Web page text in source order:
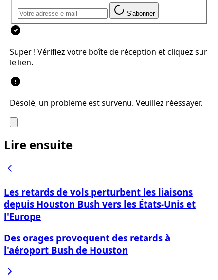
S'abonner
Super ! Vérifiez votre boîte de réception et cliquez sur
le lien.
Désolé, un problème est survenu. Veuillez réessayer.
Lire ensuite
Les retards de vols perturbent les liaisons
depuis Houston Bush vers les États-Unis et
l'Europe
Des orages provoquent des retards à
l'aéroport Bush de Houston